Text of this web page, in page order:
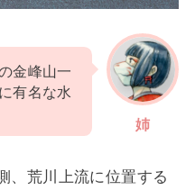
姉
金峰山一
有名な水
、荒川上流に位置する